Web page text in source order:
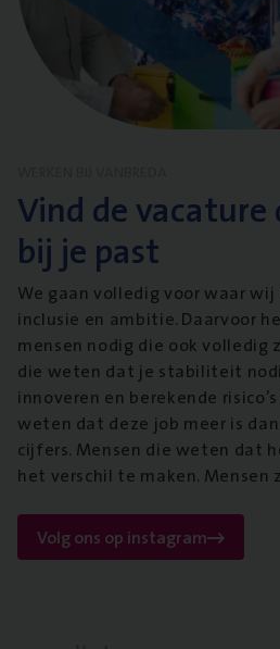
Vind de
bij je past
We gaan volledig voor waar
inclusie en ambitie. Daarvoor
mensen nodig die ook volledig
die weten dat je stabiliteit
innoveren en berekende
weten dat deze job meer is
cijfers. Mensen die weten dat
het verschil te maken. Mensen
Volg ons op instagram